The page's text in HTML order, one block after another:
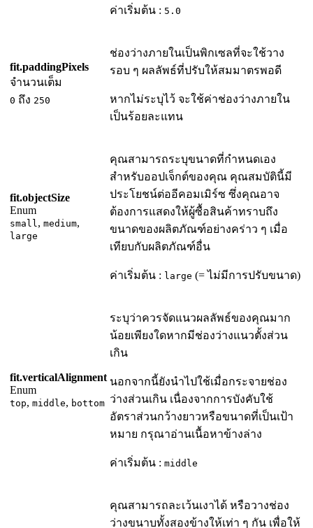
ค่าเริ่มต้น : 5.0
fit.paddingPixels
จำนวนเต็ม
0 ถึง 250
ช่องว่างภายในเป็นพิกเซลที่จะใช้วาง
รอบ ๆ ผลลัพธ์ที่ปรับให้สมมาตรพอดี
หากไม่ระบุไว้ จะใช้ค่าช่องว่างภายใน
เป็นร้อยละแทน
fit.objectSize
Enum
small , medium,
large
คุณสามารถระบุขนาดที่กำหนดเอง
สำหรับออปเจ็กต์ของคุณ คุณสมบัตินี้มี
ประโยชน์ต่ออีคอมเมิร์ซ ซึ่งคุณอาจ
ต้องการแสดงให้ผู้ซื้อสินค้าทราบถึง
ขนาดของผลิตภัณฑ์อย่างคร่าว ๆ เมื่อ
เทียบกับผลิตภัณฑ์อื่น
ค่าเริ่มต้น : large (= ไม่มีการปรับขนาด)
fit.verticalAlignment
Enum
top, middle, bottom
ระบุว่าควรจัดแนวผลลัพธ์ของคุณมาก
น้อยเพียงใดหากมีช่องว่างแนวตั้งส่วน
เกิน
นอกจากนี้ยังนำไปใช้เมื่อกระจายช่อง
ว่างส่วนเกิน เนื่องจากการบังคับใช้
อัตราส่วนกว้างยาวหรือขนาดที่เป็นเป้า
หมาย กรุณาอ่านเนื้อหาข้างล่าง
ค่าเริ่มต้น : middle
คุณสามารถละเว้นเงาได้ หรือวางช่อง
ว่างขนาบทั้งสองข้างให้เท่า ๆ กัน เพื่อให้